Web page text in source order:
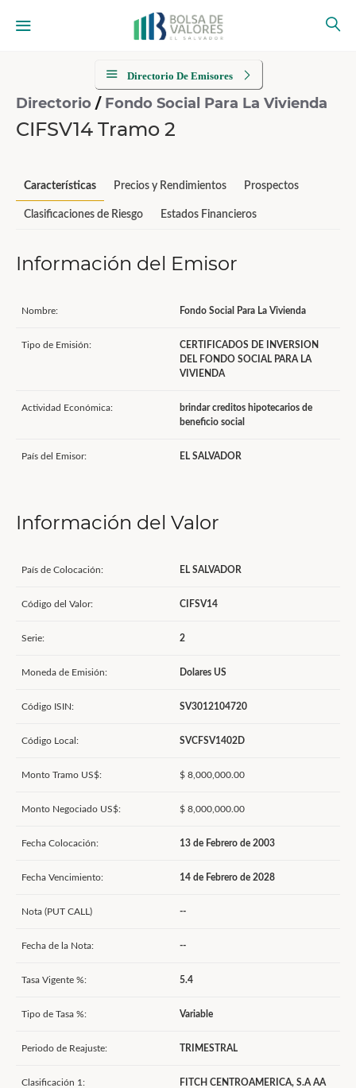
Directorio De Emisores
Directorio / Fondo Social Para La Vivienda
CIFSV14 Tramo 2
Características Precios y Rendimientos Prospectos
Clasificaciones de Riesgo Estados Financieros
Información del Emisor
Nombre: Fondo Social Para La Vivienda
Tipo de Emisión:
CERTIFICADOS DE INVERSION
DEL FONDO SOCIAL PARA LA
VIVIENDA
Actividad Económica:
brindar creditos hipotecarios de
beneficio social
País del Emisor: EL SALVADOR
Información del Valor
País de Colocación: EL SALVADOR
Código del Valor: CIFSV14
Serie: 2
Moneda de Emisión: Dolares US
Código ISIN: SV3012104720
Código Local: SVCFSV1402D
Monto Tramo US$: $ 8,000,000.00
Monto Negociado US$: $ 8,000,000.00
Fecha Colocación: 13 de Febrero de 2003
Fecha Vencimiento: 14 de Febrero de 2028
Nota (PUT CALL) --
Fecha de la Nota: --
Tasa Vigente %: 5.4
Tipo de Tasa %: Variable
Periodo de Reajuste: TRIMESTRAL
Clasificación 1: FITCH CENTROAMERICA, S.A AA